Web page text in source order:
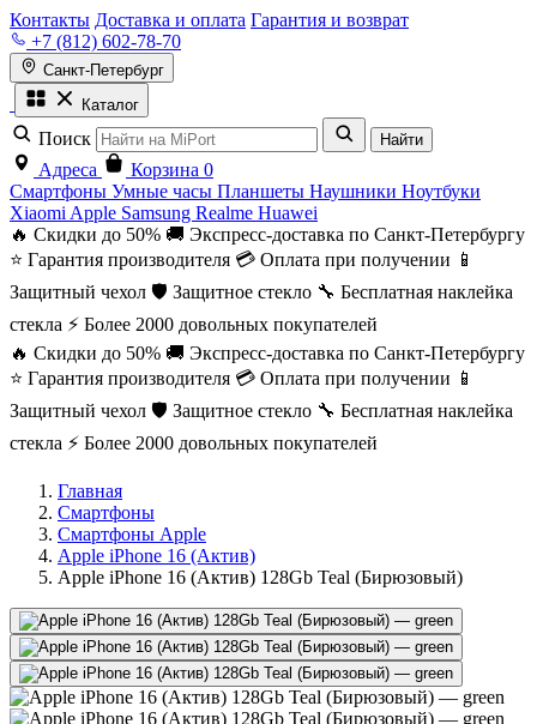
Контакты Доставка и оплата Гарантия и возврат
+7 (812) 602-78-70
Санкт-Петербург
Каталог
Поиск Найти
Адреса Корзина 0
Смартфоны Умные часы Планшеты Наушники Ноутбуки
Xiaomi Apple Samsung Realme Huawei
🔥 Скидки до 50% 🚚 Экспресс-доставка по Санкт-Петербургу
⭐ Гарантия производителя 💳 Оплата при получении 📱
Защитный чехол 🛡️ Защитное стекло 🔧 Бесплатная наклейка
стекла ⚡ Более 2000 довольных покупателей
🔥 Скидки до 50% 🚚 Экспресс-доставка по Санкт-Петербургу
⭐ Гарантия производителя 💳 Оплата при получении 📱
Защитный чехол 🛡️ Защитное стекло 🔧 Бесплатная наклейка
стекла ⚡ Более 2000 довольных покупателей
Главная
Смартфоны
Смартфоны Apple
Apple iPhone 16 (Актив)
Apple iPhone 16 (Актив) 128Gb Teal (Бирюзовый)